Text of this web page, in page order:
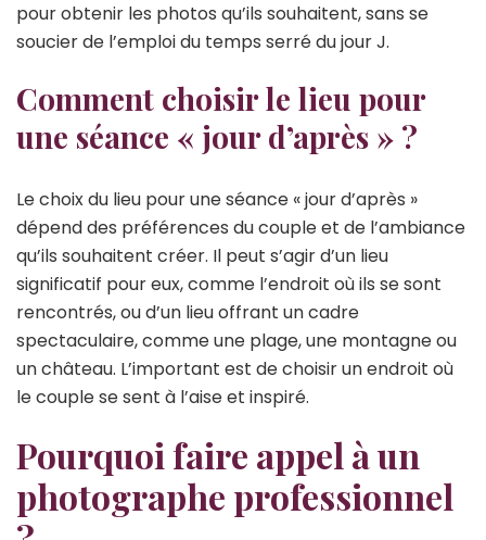
pour obtenir les photos qu’ils souhaitent, sans se
soucier de l’emploi du temps serré du jour J.
Comment choisir le lieu pour
une séance « jour d’après » ?
Le choix du lieu pour une séance « jour d’après »
dépend des préférences du couple et de l’ambiance
qu’ils souhaitent créer. Il peut s’agir d’un lieu
significatif pour eux, comme l’endroit où ils se sont
rencontrés, ou d’un lieu offrant un cadre
spectaculaire, comme une plage, une montagne ou
un château. L’important est de choisir un endroit où
le couple se sent à l’aise et inspiré.
Pourquoi faire appel à un
photographe professionnel